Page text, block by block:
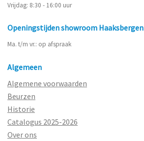
Vrijdag: 8:30 - 16:00 uur
Openingstijden showroom Haaksbergen
Ma. t/m vr.: op afspraak
Algemeen
Algemene voorwaarden
Beurzen
Historie
Catalogus 2025-2026
Over ons